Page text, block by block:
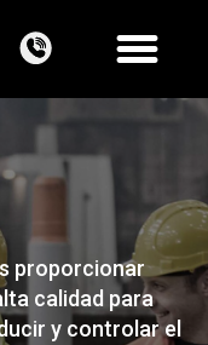
proporcionar
calidad para
y controlar el